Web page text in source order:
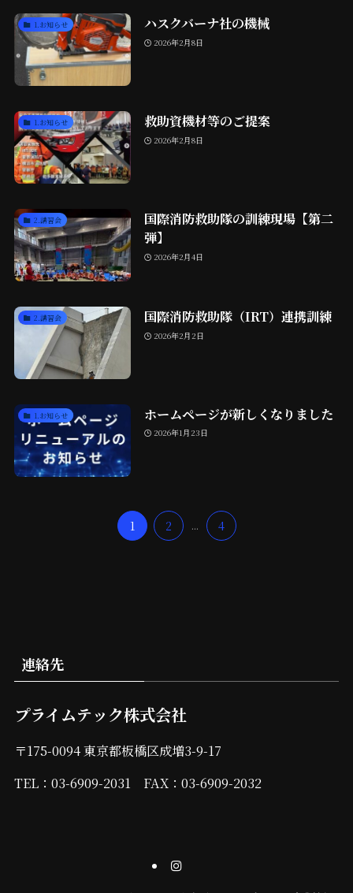
1.お知らせ ハスクバーナ社の機械
2026年2月8日
1.お知らせ 救助資機材等のご提案
2026年2月8日
2.講習会
国際消防救助隊の訓練現場【第二
弾】
2026年2月4日
2.講習会 国際消防救助隊（IRT）連携訓練
2026年2月2日
1.お知らせ ホームページが新しくなりました
2026年1月23日
1 2 ... 4
連絡先
プライムテック株式会社
〒175-0094 東京都板橋区成増3-9-17
TEL：03-6909-2031 FAX：03-6909-2032